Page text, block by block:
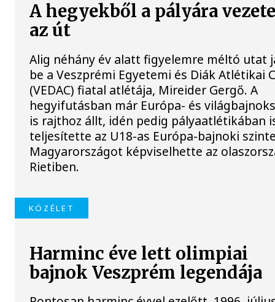
A hegyekből a pályára
az út
Alig néhány év alatt figyelemre méltó utat
be a Veszprémi Egyetemi és Diák Atlétikai
(VEDAC) fiatal atlétája, Mireider Gergő. A
hegyifutásban már Európa- és
is rajthoz állt, idén pedig pályaatlétikában
teljesítette az U18-as Európa-bajnoki
Magyarországot képviselhette az
Rietiben.
KÖZÉLET
Harminc éve lett olimpiai
bajnok Veszprém legendája